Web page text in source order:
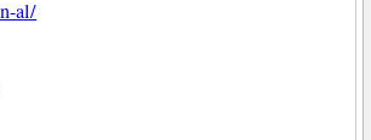
al/